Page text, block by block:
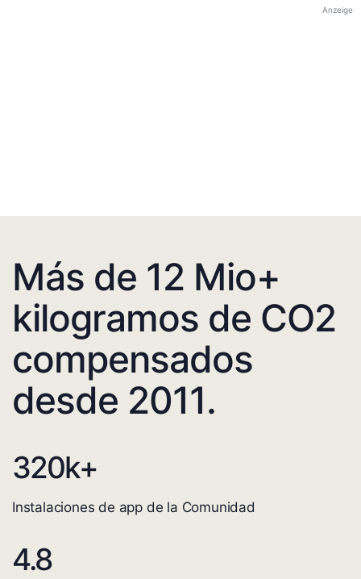
Anzeige
Más de 12 Mio+
kilogramos de CO2
compensados
desde 2011.
320k+
Instalaciones de app de la Comunidad
4.8